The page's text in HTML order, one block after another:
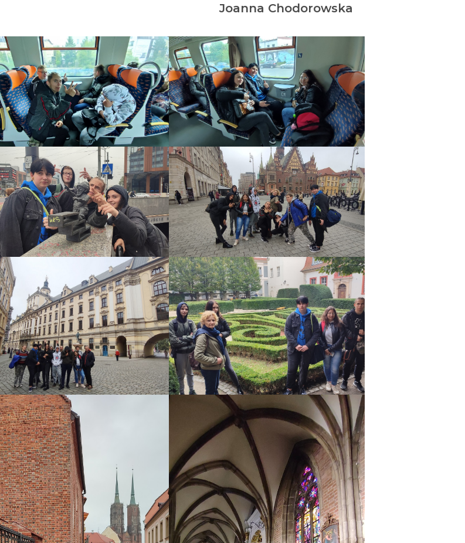
Joanna Chodorowska